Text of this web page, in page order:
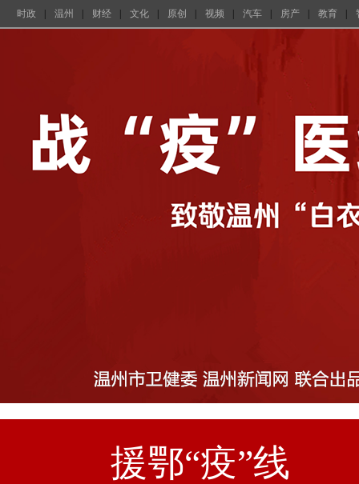
时政 温州 财经 文化 原创 视频 汽车 房产 教育
援鄂“疫”线